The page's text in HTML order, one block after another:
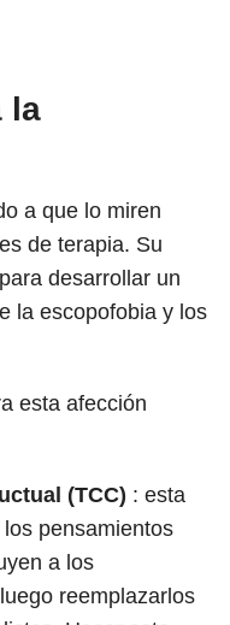
la
a que lo miren
de terapia. Su
desarrollar un
la escopofobia y los
esta afección
(TCC) : esta
pensamientos
a los
reemplazarlos